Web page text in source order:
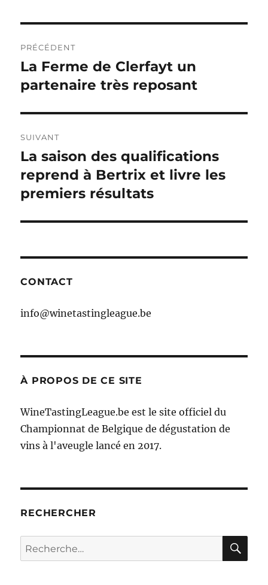
de
l’article
PRÉCÉDENT
Publication
précédente :
La Ferme de Clerfayt un
partenaire très reposant
SUIVANT
Publication
suivante :
La saison des qualifications
reprend à Bertrix et livre les
premiers résultats
CONTACT
info@winetastingleague.be
À PROPOS DE CE SITE
WineTastingLeague.be est le site officiel du
Championnat de Belgique de dégustation de
vins à l'aveugle lancé en 2017.
RECHERCHER
Recherche
pour :